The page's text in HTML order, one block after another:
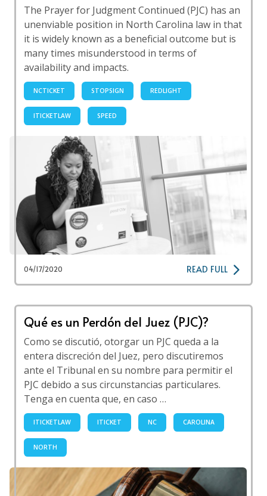
The Prayer for Judgment Continued (PJC) has an
unenviable position in North Carolina law in that
it is widely known as a beneficial outcome but is
many times misunderstood in terms of
availability and impacts.
NCTICKET STOPSIGN REDLIGHT
ITICKETLAW SPEED
04/17/2020 READ FULL
Qué es un Perdón del Juez (PJC)?
Como se discutió, otorgar un PJC queda a la
entera discreción del Juez, pero discutiremos
ante el Tribunal en su nombre para permitir el
PJC debido a sus circunstancias particulares.
Tenga en cuenta que, en caso …
ITICKETLAW ITICKET NC CAROLINA
NORTH